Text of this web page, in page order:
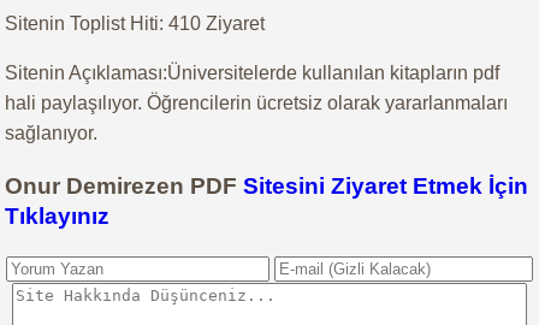
Sitenin Toplist Hiti: 410 Ziyaret
Sitenin Açıklaması:Üniversitelerde kullanılan kitapların pdf
hali paylaşılıyor. Öğrencilerin ücretsiz olarak yararlanmaları
sağlanıyor.
Onur Demirezen PDFSitesini Ziyaret Etmek İçin
Tıklayınız